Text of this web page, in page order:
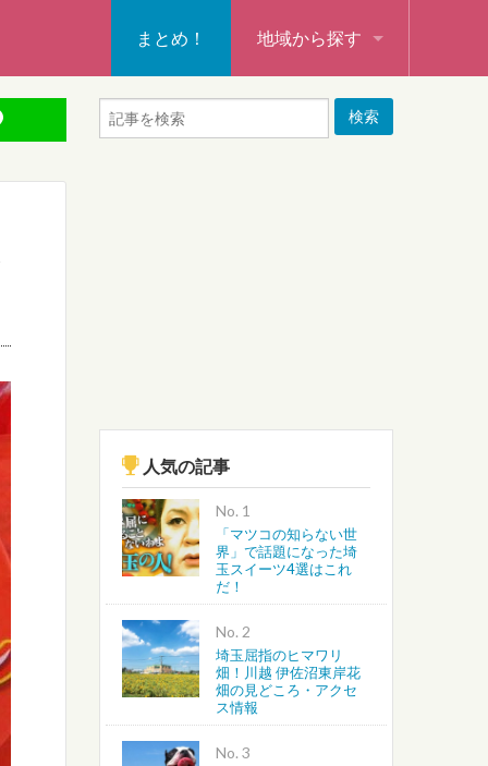
まとめ！ 地域から探す
秩父・飯能・秩父郡
新座・朝霞・戸田・和光
蕨・草加・八潮・三郷
越谷・春日部・吉川・北葛飾
上尾・桶川・北本・鴻巣・北
蓮田・白岡・久喜・幸手・南
人気の記事
No.
「マツコの知らない世
界」で話題になった埼
玉スイーツ4選はこれ
だ！
No.
埼玉屈指のヒマワリ
畑！川越 伊佐沼東岸花
畑の見どころ・アクセ
ス情報
No.